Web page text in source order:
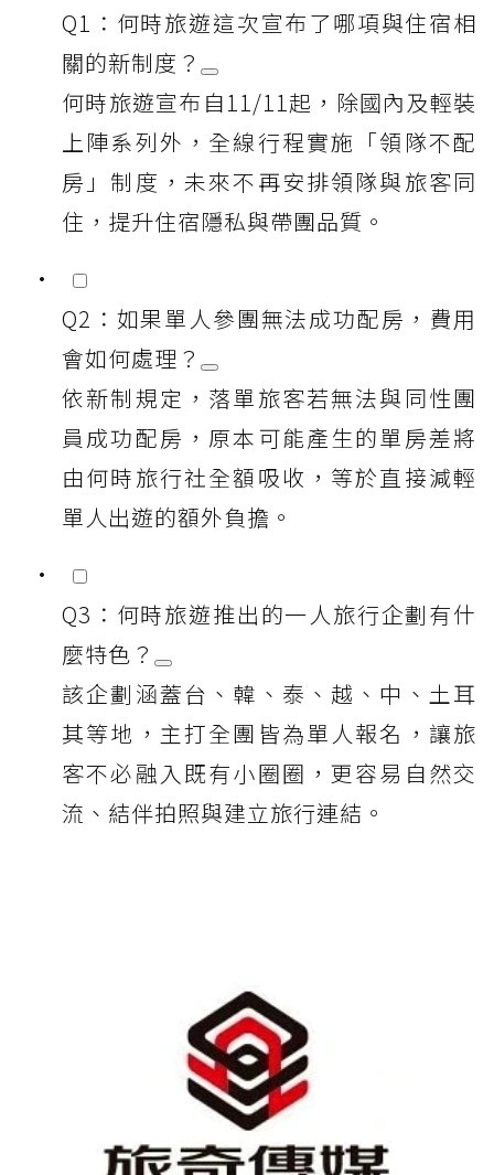
Q1：何時旅遊這次宣布了哪項與住宿相
關的新制度？
何時旅遊宣布自11/11起，除國內及輕裝
上陣系列外，全線行程實施「領隊不配
房」制度，未來不再安排領隊與旅客同
住，提升住宿隱私與帶團品質。
Q2：如果單人參團無法成功配房，費用
會如何處理？
依新制規定，落單旅客若無法與同性團
員成功配房，原本可能產生的單房差將
由何時旅行社全額吸收，等於直接減輕
單人出遊的額外負擔。
Q3：何時旅遊推出的一人旅行企劃有什
麼特色？
該企劃涵蓋台、韓、泰、越、中、土耳
其等地，主打全團皆為單人報名，讓旅
客不必融入既有小圈圈，更容易自然交
流、結伴拍照與建立旅行連結。